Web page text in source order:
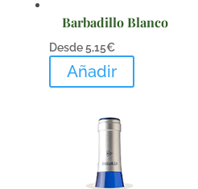
Barbadillo Blanco
Desde5,15€
Añadir